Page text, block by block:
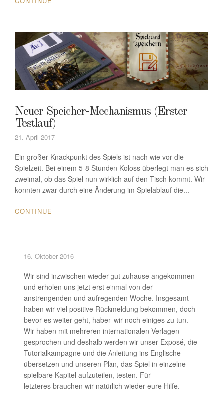
Neuer Speicher-Mechanismus (Erster
Testlauf)
21. April 2017
Ein großer Knackpunkt des Spiels ist nach wie vor die
Spielzeit. Bei einem 5-8 Stunden Koloss überlegt man es sich
zweimal, ob das Spiel nun wirklich auf den Tisch kommt. Wir
konnten zwar durch eine Änderung im Spielablauf die...
CONTINUE
16. Oktober 2016
Wir sind inzwischen wieder gut zuhause angekommen
und erholen uns jetzt erst einmal von der
anstrengenden und aufregenden Woche. Insgesamt
haben wir viel positive Rückmeldung bekommen, doch
bevor es weiter geht, haben wir noch einiges zu tun.
Wir haben mit mehreren internationalen Verlagen
gesprochen und deshalb werden wir unser Exposé, die
Tutorialkampagne und die Anleitung ins Englische
übersetzen und unseren Plan, das Spiel in einzelne
spielbare Kapitel aufzuteilen, testen. Für
letzteres brauchen wir natürlich wieder eure Hilfe.